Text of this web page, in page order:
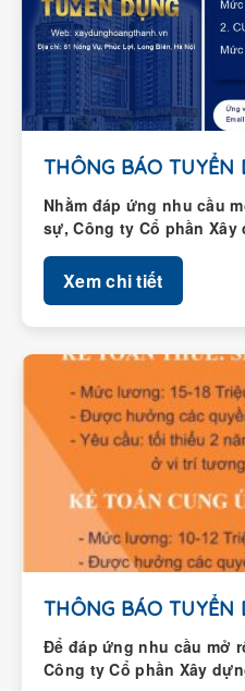
Nhằm đáp ứng nhu cầu
sự, Công ty Cổ phần Xây
Xem chi tiết
Để đáp ứng nhu cầu mở
Công ty Cổ phần Xây